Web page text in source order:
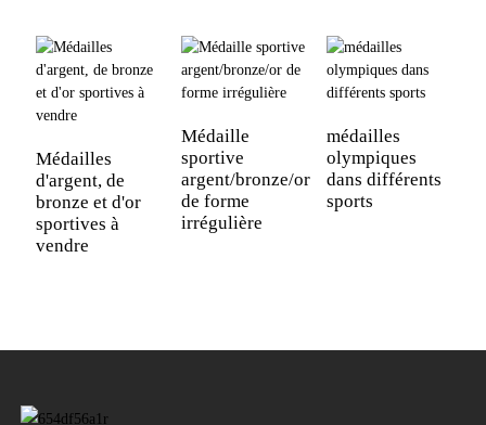
Médailles
d'argent, de
bronze et d'or
sportives à
vendre
Médaille
sportive
argent/bronze/or
de forme
irrégulière
médailles
olympiques
dans différents
sports